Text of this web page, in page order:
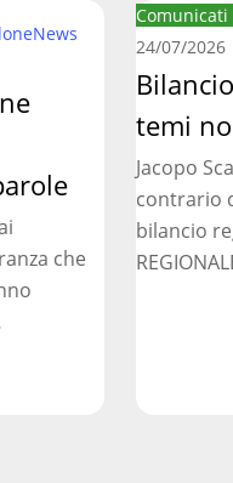
News
che
Comunicati
Bilancio:
troppi
i
temi
non
affrontati
24/07/2026
temi
Jacopo
contrario
bilancio